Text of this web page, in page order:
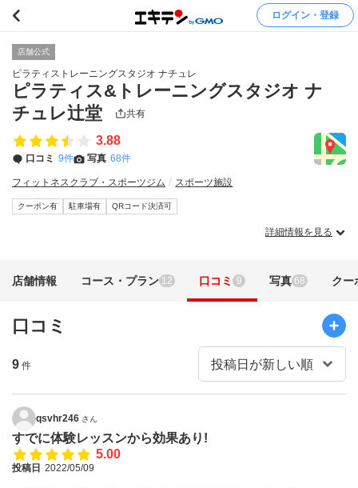
ログイン・登録
店舗公式
ピラティストレーニングスタジオ ナチュレ
ピラティス&トレーニングスタジオ ナ
チュレ辻堂
共有
3.88
口コミ 9件 写真 68件
フィットネスクラブ・スポーツジム スポーツ施設
クーポン有 駐車場有 QRコード決済可
詳細情報を見る
店舗情報 コース・プラン 12 口コミ 9 写真 68 クー
口コミ
9 件
qsvhr246 さん
すでに体験レッスンから効果あり!
5.00
投稿日 2022/05/09